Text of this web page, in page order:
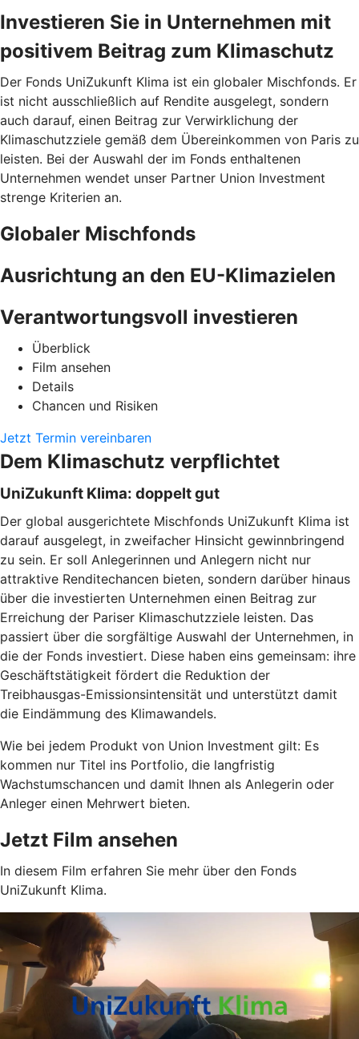
Investieren Sie in Unternehmen mit
positivem Beitrag zum Klimaschutz
Der Fonds UniZukunft Klima ist ein globaler Mischfonds. Er
ist nicht ausschließlich auf Rendite ausgelegt, sondern
auch darauf, einen Beitrag zur Verwirklichung der
Klimaschutzziele gemäß dem Übereinkommen von Paris zu
leisten. Bei der Auswahl der im Fonds enthaltenen
Unternehmen wendet unser Partner Union Investment
strenge Kriterien an.
Globaler Mischfonds
Ausrichtung an den EU-Klimazielen
Verantwortungsvoll investieren
Überblick
Film ansehen
Details
Chancen und Risiken
Jetzt Termin vereinbaren
Dem Klimaschutz verpflichtet
UniZukunft Klima: doppelt gut
Der global ausgerichtete Mischfonds UniZukunft Klima ist
darauf ausgelegt, in zweifacher Hinsicht gewinnbringend
zu sein. Er soll Anlegerinnen und Anlegern nicht nur
attraktive Renditechancen bieten, sondern darüber hinaus
über die investierten Unternehmen einen Beitrag zur
Erreichung der Pariser Klimaschutzziele leisten. Das
passiert über die sorgfältige Auswahl der Unternehmen, in
die der Fonds investiert. Diese haben eins gemeinsam: ihre
Geschäftstätigkeit fördert die Reduktion der
Treibhausgas-Emissionsintensität und unterstützt damit
die Eindämmung des Klimawandels.
Wie bei jedem Produkt von Union Investment gilt: Es
kommen nur Titel ins Portfolio, die langfristig
Wachstumschancen und damit Ihnen als Anlegerin oder
Anleger einen Mehrwert bieten.
Jetzt Film ansehen
In diesem Film erfahren Sie mehr über den Fonds
UniZukunft Klima.